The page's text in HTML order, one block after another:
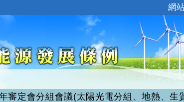
:::
網
審定會分組會議(太陽光電分組、地熱、生